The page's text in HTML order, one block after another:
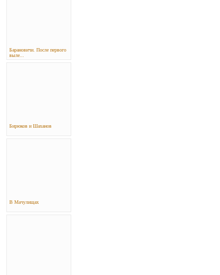
Барановичи. После первого
выле...
Бирюков и Шаханов
В Мачулищах